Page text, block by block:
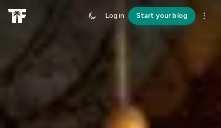
Log in Start your blog